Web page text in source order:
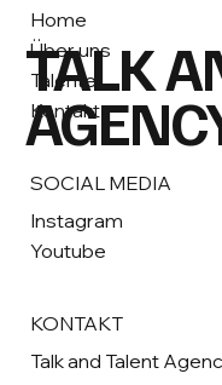
TALK
Home
Über uns
Talente
Kontakt
SOCIAL MEDIA
Instagram
Youtube
KONTAKT
Talk and Talent